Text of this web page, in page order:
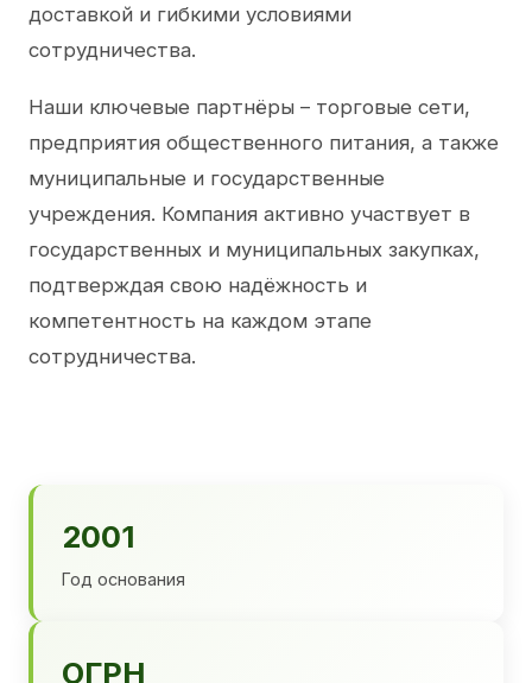
доставкой и гибкими условиями
сотрудничества.
Наши ключевые партнёры – торговые сети,
предприятия общественного питания, а также
муниципальные и государственные
учреждения. Компания активно участвует в
государственных и муниципальных закупках,
подтверждая свою надёжность и
компетентность на каждом этапе
сотрудничества.
2001
Год основания
ОГРН